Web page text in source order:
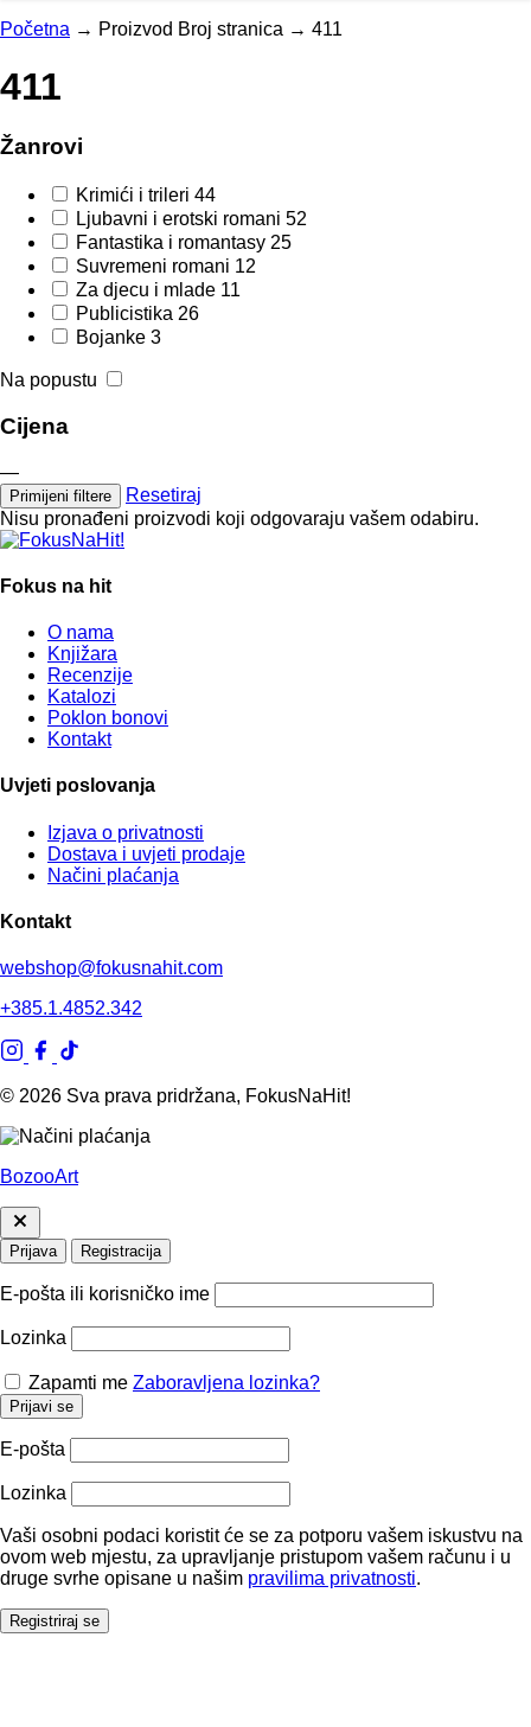
Početna → Proizvod Broj stranica → 411
411
Žanrovi
Krimići i trileri 44
Ljubavni i erotski romani 52
Fantastika i romantasy 25
Suvremeni romani 12
Za djecu i mlade 11
Publicistika 26
Bojanke 3
Na popustu
Cijena
—
Primijeni filtere
Resetiraj
Nisu pronađeni proizvodi koji odgovaraju vašem odabiru.
Fokus na hit
O nama
Knjižara
Recenzije
Katalozi
Poklon bonovi
Kontakt
Uvjeti poslovanja
Izjava o privatnosti
Dostava i uvjeti prodaje
Načini plaćanja
Kontakt
webshop@fokusnahit.com
+385.1.4852.342
© 2026 Sva prava pridržana, FokusNaHit!
BozooArt
Prijava Registracija
E-pošta ili korisničko ime
Lozinka
Zapamti me Zaboravljena lozinka?
Prijavi se
E-pošta
Lozinka
Vaši osobni podaci koristit će se za potporu vašem iskustvu na
ovom web mjestu, za upravljanje pristupom vašem računu i u
druge svrhe opisane u našim pravilima privatnosti.
Registriraj se